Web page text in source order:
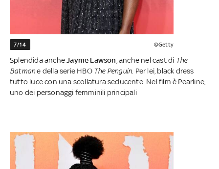
7/14 ©Getty
Splendida ancheJayme Lawson, anche nel cast di The
Batmane della serie HBO The Penguin. Per lei, black dress
tutto luce con una scollatura seducente. Nel film è Pearline,
uno dei personaggi femminili principali